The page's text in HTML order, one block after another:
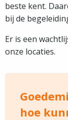
beste kent.
bij de
Er is een
onze locaties.
hoe